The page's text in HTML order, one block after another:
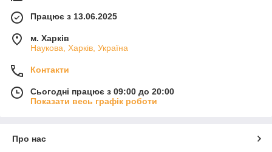
Працює з 13.06.2025
м. Харків
Наукова, Харків, Україна
Контакти
Сьогодні працює з 09:00 до 20:00
Показати весь графік роботи
Про нас